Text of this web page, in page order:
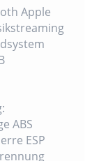
Apple
ABS
ESP